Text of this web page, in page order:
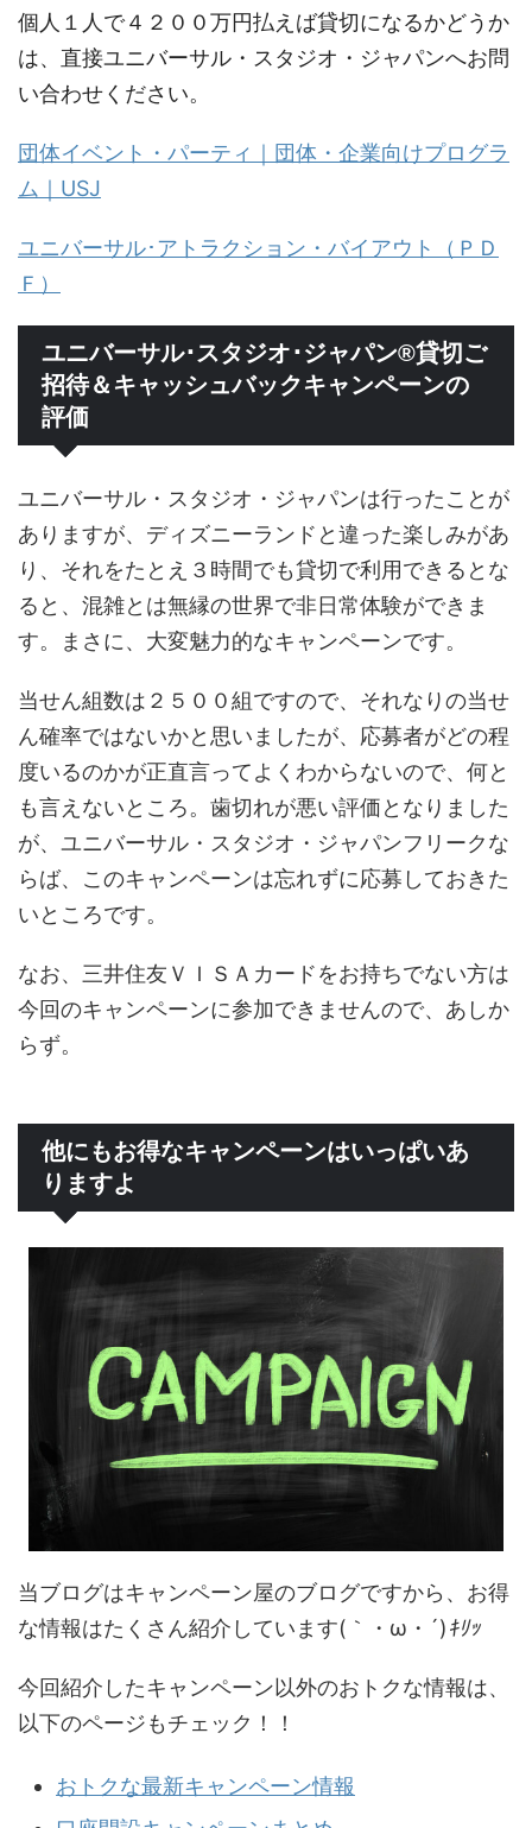
個人１人で４２００万円払えば貸切になるかどうか
は、直接ユニバーサル・スタジオ・ジャパンへお問
い合わせください。
団体イベント・パーティ｜団体・企業向けプログラ
ム｜USJ
ユニバーサル･アトラクション・バイアウト（ＰＤ
Ｆ）
ユニバーサル･スタジオ･ジャパン®貸切ご
招待＆キャッシュバックキャンペーンの
評価
ユニバーサル・スタジオ・ジャパンは行ったことが
ありますが、ディズニーランドと違った楽しみがあ
り、それをたとえ３時間でも貸切で利用できるとな
ると、混雑とは無縁の世界で非日常体験ができま
す。まさに、大変魅力的なキャンペーンです。
当せん組数は２５００組ですので、それなりの当せ
ん確率ではないかと思いましたが、応募者がどの程
度いるのかが正直言ってよくわからないので、何と
も言えないところ。歯切れが悪い評価となりました
が、ユニバーサル・スタジオ・ジャパンフリークな
らば、このキャンペーンは忘れずに応募しておきた
いところです。
なお、三井住友ＶＩＳＡカードをお持ちでない方は
今回のキャンペーンに参加できませんので、あしか
らず。
他にもお得なキャンペーンはいっぱいあ
りますよ
当ブログはキャンペーン屋のブログですから、お得
な情報はたくさん紹介しています(｀・ω・´)ｷﾘｯ
今回紹介したキャンペーン以外のおトクな情報は、
以下のページもチェック！！
おトクな最新キャンペーン情報